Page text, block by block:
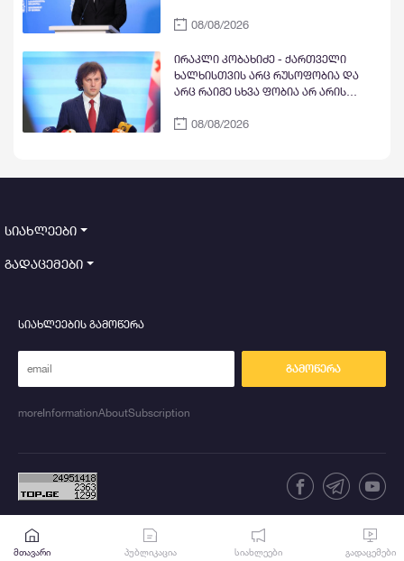
რეჟიმმა დაიწყო ომი, რასაც
ღალატი ვერანაირად ვერ
დანაშაული ჩვენი სახელმწიფოს,
ქვეყნის წინაშე, ჩვენი ხალხის, ჩვენი
ჯარისკაცების წინაშე
08/08/2026
ირაკლი კობახიძე - ქართველი
ხალხისთვის არც რუსოფობია და
არც რაიმე სხვა ფობია არ არის
ხელოვნურად ცდილობ, გააღვივო
08/08/2026
მთავარი პუბლიკაცია სიახლეები გადაცემები
სიახლეები
გადაცემები
სიახლეების გამოწერა
გამოწერა
moreInformationAboutSubscription